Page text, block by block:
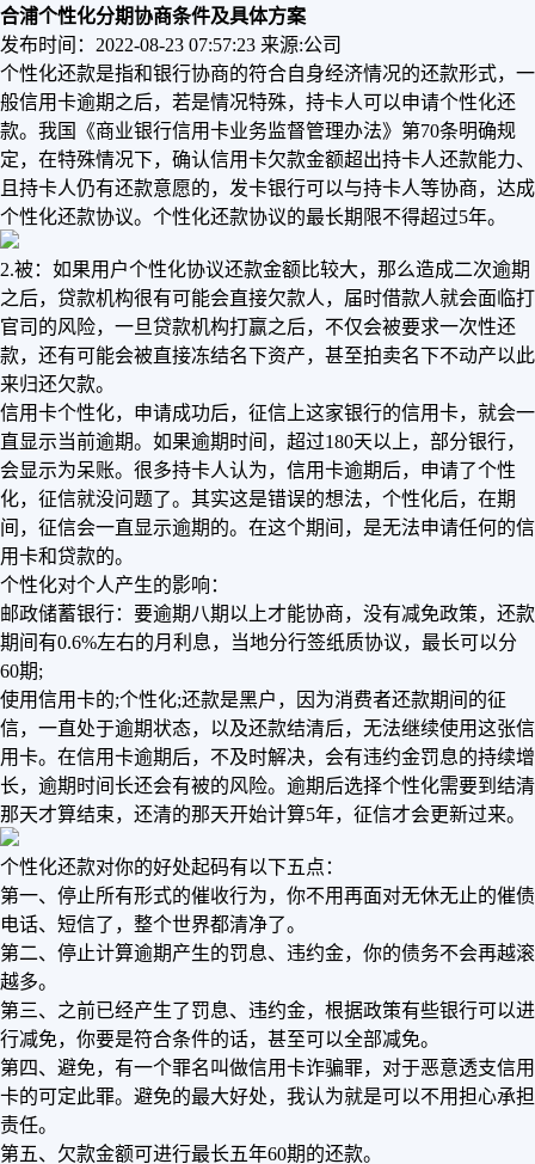
合浦个性化分期协商条件及具体方案
发布时间：2022-08-23 07:57:23 来源:公司
个性化还款是指和银行协商的符合自身经济情况的还款形式，一
般信用卡逾期之后，若是情况特殊，持卡人可以申请个性化还
款。我国《商业银行信用卡业务监督管理办法》第70条明确规
定，在特殊情况下，确认信用卡欠款金额超出持卡人还款能力、
且持卡人仍有还款意愿的，发卡银行可以与持卡人等协商，达成
个性化还款协议。个性化还款协议的最长期限不得超过5年。
2.被：如果用户个性化协议还款金额比较大，那么造成二次逾期
之后，贷款机构很有可能会直接欠款人，届时借款人就会面临打
官司的风险，一旦贷款机构打赢之后，不仅会被要求一次性还
款，还有可能会被直接冻结名下资产，甚至拍卖名下不动产以此
来归还欠款。
信用卡个性化，申请成功后，征信上这家银行的信用卡，就会一
直显示当前逾期。如果逾期时间，超过180天以上，部分银行，
会显示为呆账。很多持卡人认为，信用卡逾期后，申请了个性
化，征信就没问题了。其实这是错误的想法，个性化后，在期
间，征信会一直显示逾期的。在这个期间，是无法申请任何的信
用卡和贷款的。
个性化对个人产生的影响：
邮政储蓄银行：要逾期八期以上才能协商，没有减免政策，还款
期间有0.6%左右的月利息，当地分行签纸质协议，最长可以分
60期;
使用信用卡的;个性化;还款是黑户，因为消费者还款期间的征
信，一直处于逾期状态，以及还款结清后，无法继续使用这张信
用卡。在信用卡逾期后，不及时解决，会有违约金罚息的持续增
长，逾期时间长还会有被的风险。逾期后选择个性化需要到结清
那天才算结束，还清的那天开始计算5年，征信才会更新过来。
个性化还款对你的好处起码有以下五点：
第一、停止所有形式的催收行为，你不用再面对无休无止的催债
电话、短信了，整个世界都清净了。
第二、停止计算逾期产生的罚息、违约金，你的债务不会再越滚
越多。
第三、之前已经产生了罚息、违约金，根据政策有些银行可以进
行减免，你要是符合条件的话，甚至可以全部减免。
第四、避免，有一个罪名叫做信用卡诈骗罪，对于恶意透支信用
卡的可定此罪。避免的最大好处，我认为就是可以不用担心承担
责任。
第五、欠款金额可进行最长五年60期的还款。